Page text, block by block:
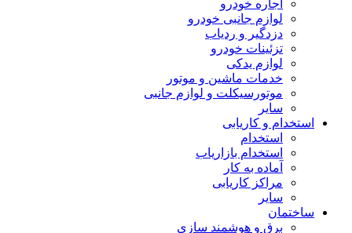
اجاره خودرو
لوازم جانبی خودرو
دزدگیر و ردیاب
تزئینات خودرو
لوازم یدکی
خدمات ماشین و موتور
موتورسیکلت و لوازم جانبی
سایر
استخدام و کاریابی
استخدام
استخدام بازاریاب
آماده به کار
مراکز کاریابی
سایر
ساختمان
برق و هوشمند سازی